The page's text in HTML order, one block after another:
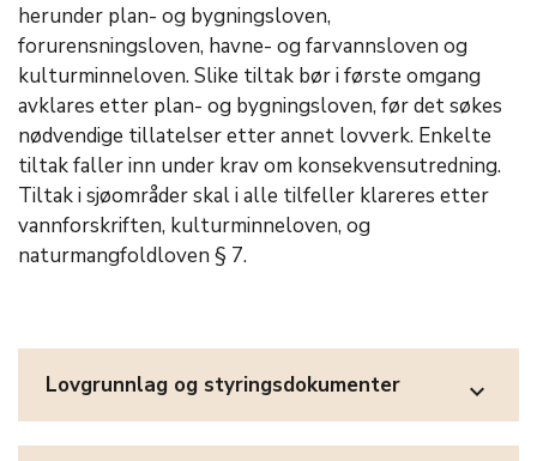
herunder plan- og bygningsloven,
forurensningsloven, havne- og farvannsloven og
kulturminneloven. Slike tiltak bør i første omgang
avklares etter plan- og bygningsloven, før det søkes
nødvendige tillatelser etter annet lovverk. Enkelte
tiltak faller inn under krav om konsekvensutredning.
Tiltak i sjøområder skal i alle tilfeller klareres etter
vannforskriften, kulturminneloven, og
naturmangfoldloven § 7.
Lovgrunnlag og styringsdokumenter expand_more